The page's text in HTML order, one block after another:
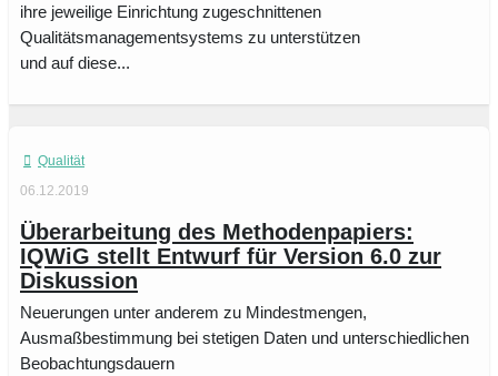
ihre jeweilige Einrichtung zugeschnittenen
Qualitätsmanagementsystems zu unterstützen
und auf diese...
Qualität
06.12.2019
Überarbeitung des Methodenpapiers:
IQWiG stellt Entwurf für Version 6.0 zur
Diskussion
Neuerungen unter anderem zu Mindestmengen,
Ausmaßbestimmung bei stetigen Daten und unterschiedlichen
Beobachtungsdauern